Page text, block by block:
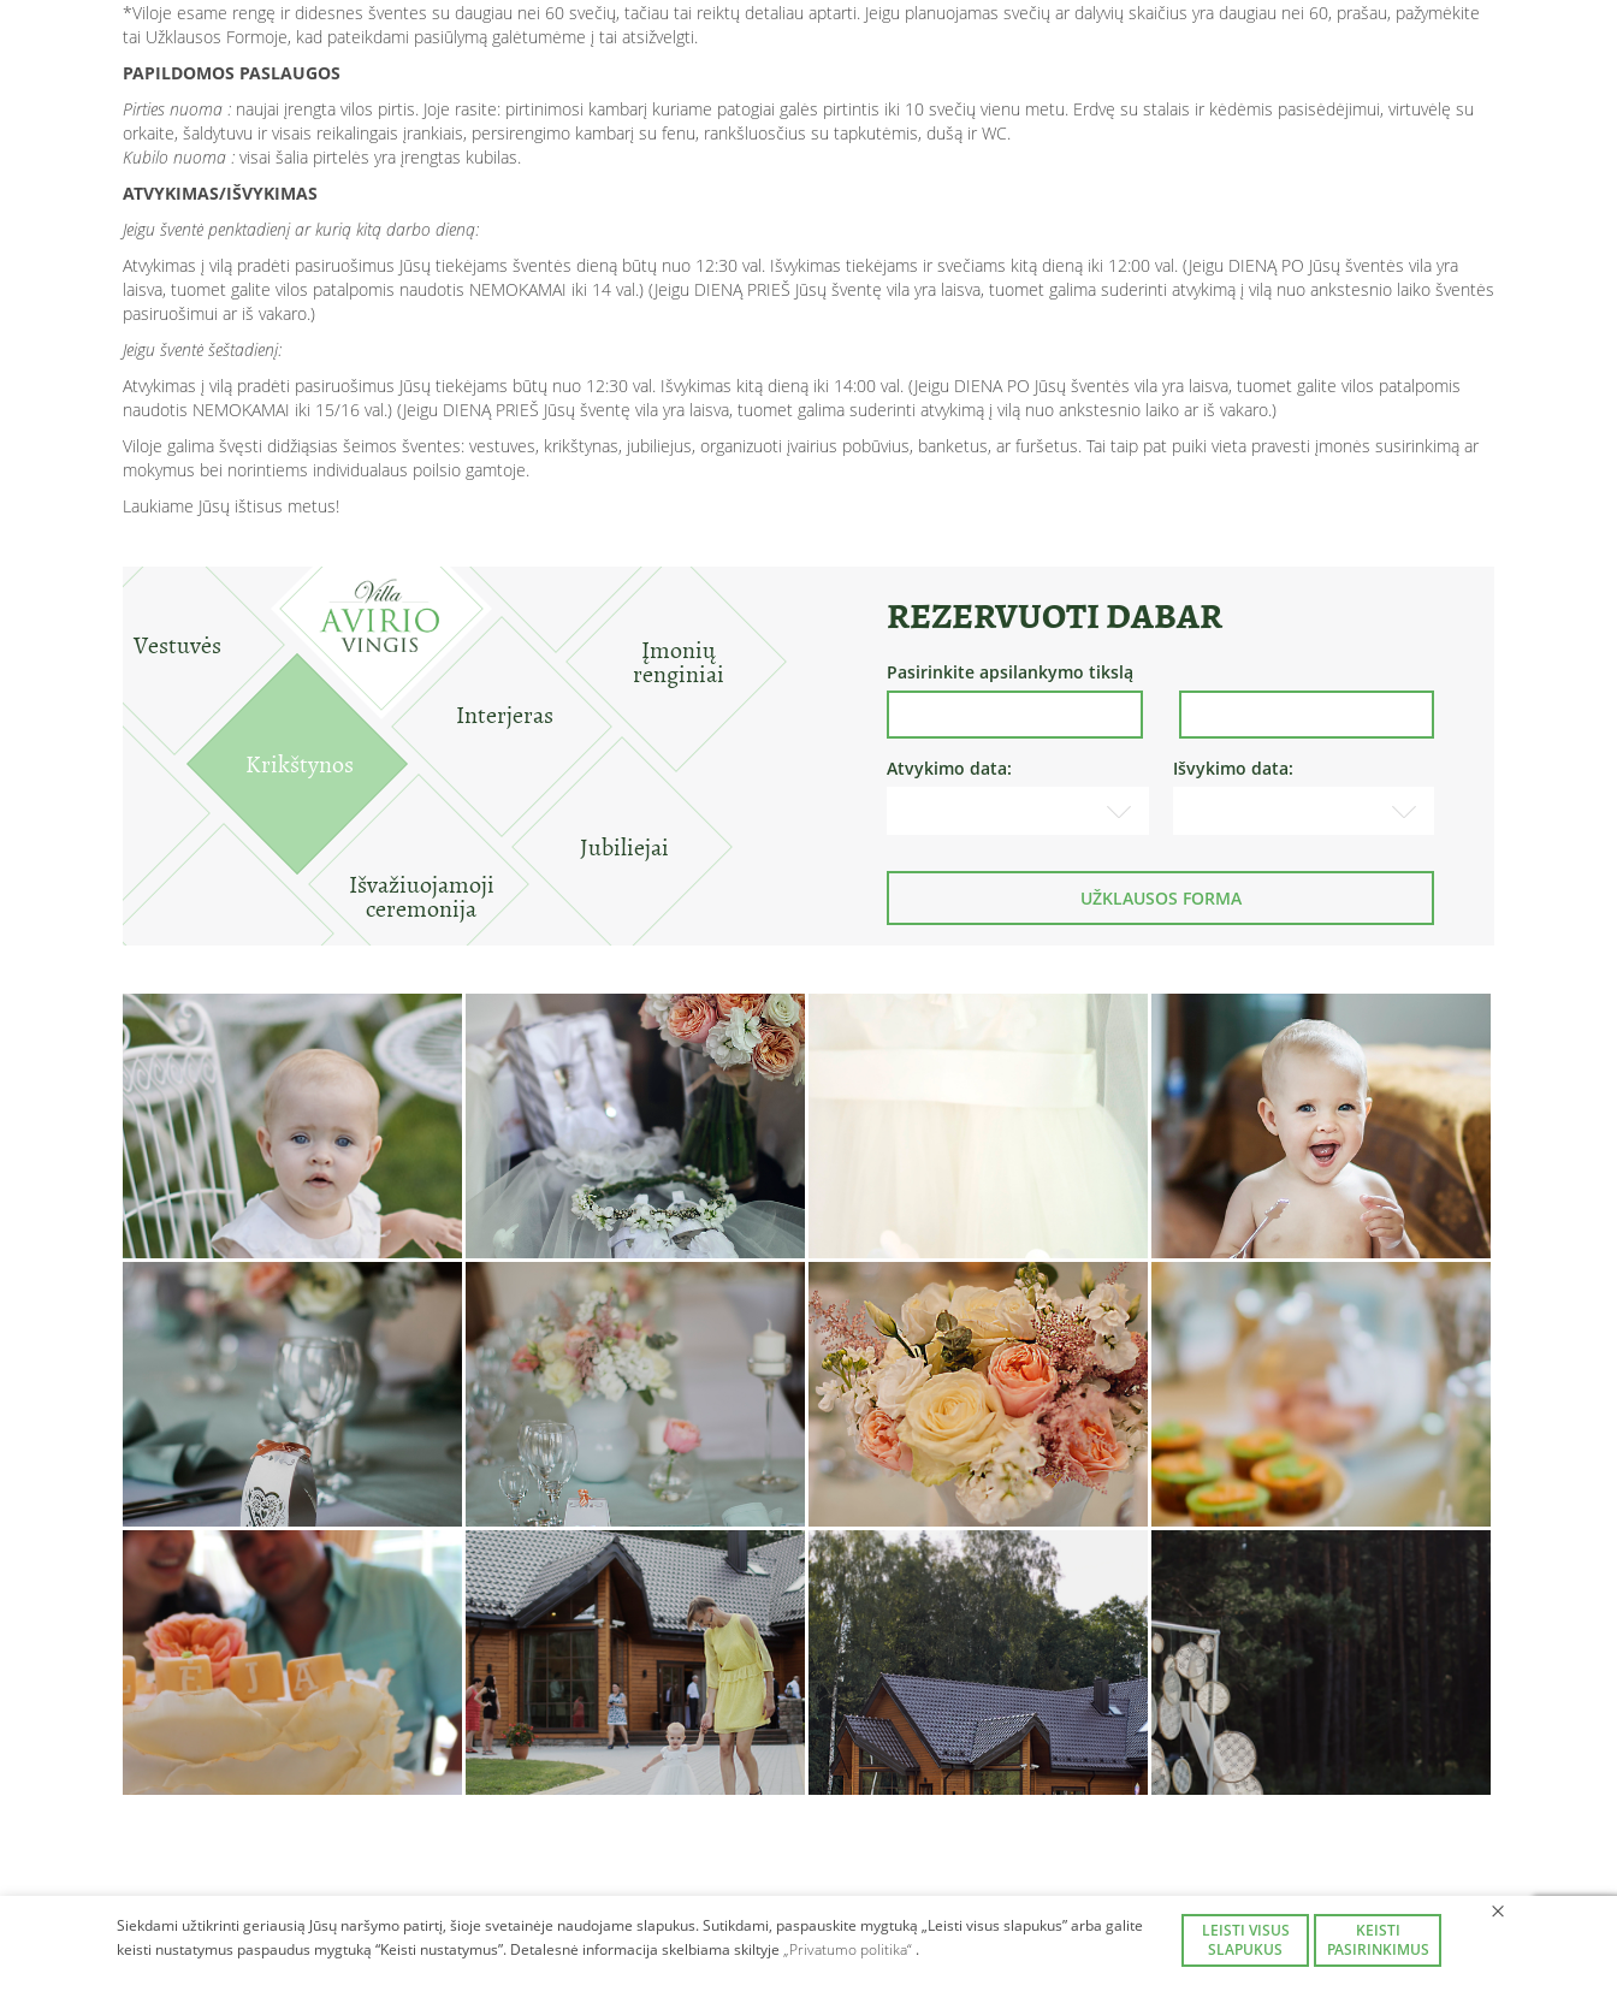
*Viloje esame rengę ir didesnes šventes su daugiau nei 60 svečių, tačiau tai reiktų detaliau aptarti. Jeigu planuojamas svečių ar dalyvių skaičius yra daugiau nei 60, prašau, pažymėkite
tai Užklausos Formoje, kad pateikdami pasiūlymą galėtumėme į tai atsižvelgti.
PAPILDOMOS PASLAUGOS
Pirties nuoma : naujai įrengta vilos pirtis. Joje rasite: pirtinimosi kambarį kuriame patogiai galės pirtintis iki 10 svečių vienu metu. Erdvę su stalais ir kėdėmis pasisėdėjimui, virtuvėlę su
orkaite, šaldytuvu ir visais reikalingais įrankiais, persirengimo kambarį su fenu, rankšluosčius su tapkutėmis, dušą ir WC.
Kubilo nuoma : visai šalia pirtelės yra įrengtas kubilas.
ATVYKIMAS/IŠVYKIMAS
Jeigu šventė penktadienį ar kurią kitą darbo dieną:
Atvykimas į vilą pradėti pasiruošimus Jūsų tiekėjams šventės dieną būtų nuo 12:30 val. Išvykimas tiekėjams ir svečiams kitą dieną iki 12:00 val. (Jeigu DIENĄ PO Jūsų šventės vila yra
laisva, tuomet galite vilos patalpomis naudotis NEMOKAMAI iki 14 val.) (Jeigu DIENĄ PRIEŠ Jūsų šventę vila yra laisva, tuomet galima suderinti atvykimą į vilą nuo ankstesnio laiko šventės
pasiruošimui ar iš vakaro.)
Jeigu šventė šeštadienį:
Atvykimas į vilą pradėti pasiruošimus Jūsų tiekėjams būtų nuo 12:30 val. Išvykimas kitą dieną iki 14:00 val. (Jeigu DIENA PO Jūsų šventės vila yra laisva, tuomet galite vilos patalpomis
naudotis NEMOKAMAI iki 15/16 val.) (Jeigu DIENĄ PRIEŠ Jūsų šventę vila yra laisva, tuomet galima suderinti atvykimą į vilą nuo ankstesnio laiko ar iš vakaro.)
Viloje galima švęsti didžiąsias šeimos šventes: vestuves, krikštynas, jubiliejus, organizuoti įvairius pobūvius, banketus, ar furšetus. Tai taip pat puiki vieta pravesti įmonės susirinkimą ar
mokymus bei norintiems individualaus poilsio gamtoje.
Laukiame Jūsų ištisus metus!
Vestuvės Įmonių
renginiai
Krikštynos
Interjeras
Jubiliejai
Išvažiuojamoji
ceremonija
REZERVUOTI DABAR
Pasirinkite apsilankymo tikslą
Atvykimo data: Išvykimo data:
UŽKLAUSOS FORMA
+
Siekdami užtikrinti geriausią Jūsų naršymo patirtį, šioje svetainėje naudojame slapukus. Sutikdami, paspauskite mygtuką „Leisti visus slapukus” arba galite
keisti nustatymus paspaudus mygtuką “Keisti nustatymus”. Detalesnė informacija skelbiama skiltyje „Privatumo politika“ .
LEISTI VISUS
SLAPUKUS
KEISTI
PASIRINKIMUS